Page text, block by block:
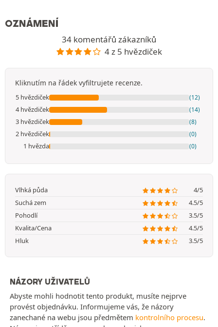
OZNÁMENÍ
34 komentářů zákazníků
4 z 5 hvězdiček
Kliknutím na řádek vyfiltrujete recenze.
5 hvězdiček (12)
4 hvězdiček (14)
3 hvězdiček (8)
2 hvězdiček (0)
1 hvězda (0)
Vlhká půda
4/5
Suchá zem
4.5/5
Pohodlí
3.5/5
Kvalita/Cena
4.5/5
Hluk
3.5/5
NÁZORY UŽIVATELŮ
Abyste mohli hodnotit tento produkt, musíte nejprve
provést objednávku. Informujeme vás, že názory
zanechané na webu jsou předmětem kontrolního procesu.